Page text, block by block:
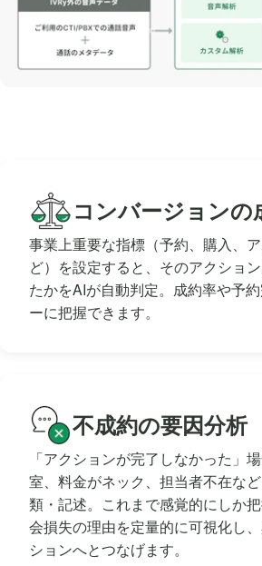
コンバージョンの
事業上重要な指標（予約、購入、
ど）を設定すると、そのアクショ
たかをAIが自動判定。成約率や予
ーに把握できます。
不成約の要因分析
「アクションが完了しなかった」
室、料金がネック、担当者不在な
類・記述。これまで感覚的にしか
会損失の理由を定量的に可視化し
ションへとつなげます。